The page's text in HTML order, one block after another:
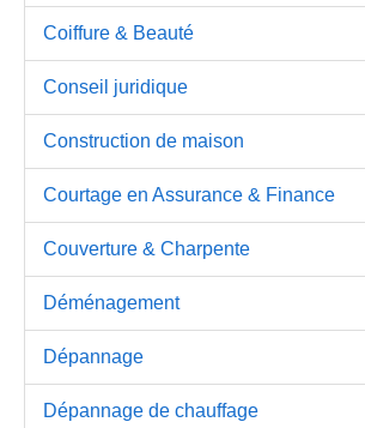
Coiffure & Beauté
Conseil juridique
Construction de maison
Courtage en Assurance & Finance
Couverture & Charpente
Déménagement
Dépannage
Dépannage de chauffage